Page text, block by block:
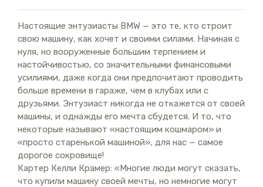
Настоящие энтузиасты BMW — это те, кто строит
свою машину, как хочет и своими силами. Начиная с
нуля, но вооруженные большим терпением и
настойчивостью, со значительными финансовыми
усилиями, даже когда они предпочитают проводить
больше времени в гараже, чем в клубах или с
друзьями. Энтузиаст никогда не откажется от своей
машины, и однажды его мечта сбудется. И то, что
некоторые называют «настоящим кошмаром» и
«просто старенькой машиной», для нас — самое
дорогое сокровище!
Картер Келли Крамер: «Многие люди могут сказать,
что купили машину своей мечты, но немногие могут